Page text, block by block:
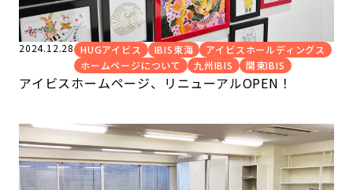
2024.12.28 HUGアイビス IBIS東海
アイビスホールディングス
ホームページについて
九州IBIS 関東IBIS
アイビスホームページ、リニューアルOPEN！